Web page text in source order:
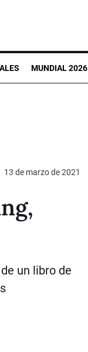
MUNDIAL 2026
13 de marzo de 2021
un libro de